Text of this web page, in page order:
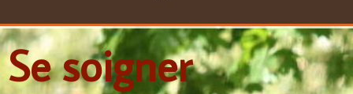
Se soigner